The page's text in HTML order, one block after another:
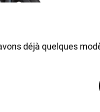
déjà quelques